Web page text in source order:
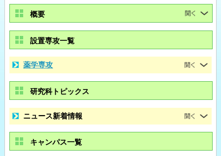
概要
設置専攻一覧
薬学専攻
研究科トピックス
ニュース新着情報
キャンパス一覧